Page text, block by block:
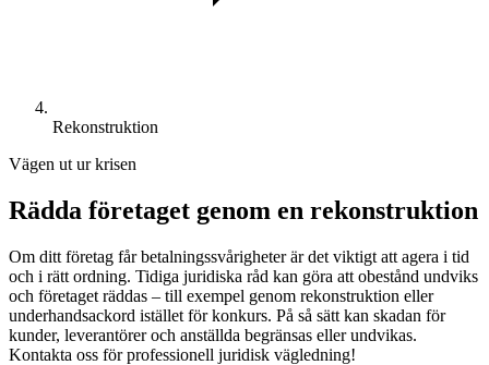
Rekonstruktion
Vägen ut ur krisen
Rädda företaget genom en rekonstruktion
Om ditt företag får betalningssvårigheter är det viktigt att agera i tid
och i rätt ordning. Tidiga juridiska råd kan göra att obestånd undviks
och företaget räddas – till exempel genom rekonstruktion eller
underhandsackord istället för konkurs. På så sätt kan skadan för
kunder, leverantörer och anställda begränsas eller undvikas.
Kontakta oss för professionell juridisk vägledning!